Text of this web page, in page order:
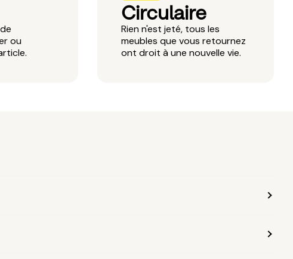
ou
Circulaire
Rien n'est jeté, tous les
meubles que vous retournez
ont droit à une nouvelle vie.